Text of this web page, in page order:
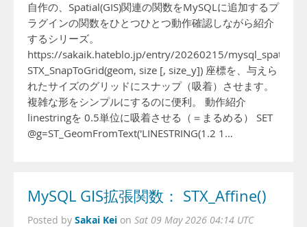
自作の、Spatial(GIS)関連の関数をMySQLに追加するプ
ラグインの関数をひとつひとつ動作確認しながら紹介
するシリーズ。
https://sakaik.hateblo.jp/entry/20260215/
STX_SnapToGrid(geom, size [, size_y]) 座標を、与えら
れたサイズのグリッドにスナップ（吸着）させます。
複雑な形をシンプルにするのに便利。 動作紹介
linestringを 0.5単位に吸着させる（＝まるめる） SET
@g=ST_GeomFromText('LINESTRING(1.2 1…
MySQL GIS拡張関数： STX_Affine()
Posted by Sakai Kei on Sat 09 May 2026 04:14 UTC